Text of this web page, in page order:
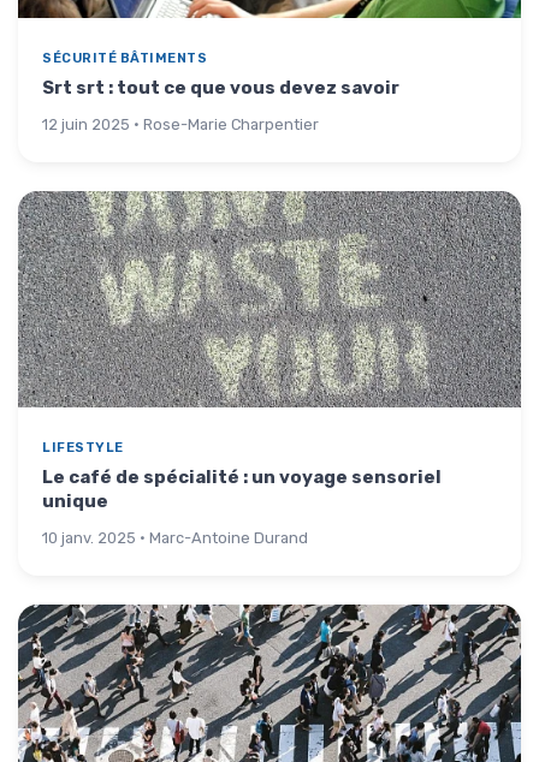
SÉCURITÉ BÂTIMENTS
Srt srt : tout ce que vous devez savoir
12 juin 2025 · Rose-Marie Charpentier
LIFESTYLE
Le café de spécialité : un voyage sensoriel
unique
10 janv. 2025 · Marc-Antoine Durand